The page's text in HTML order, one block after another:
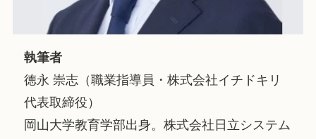
執筆者
徳永 崇志（職業指導員・株式会社イチドキリ
代表取締役）
岡山大学教育学部出身。株式会社日立システム